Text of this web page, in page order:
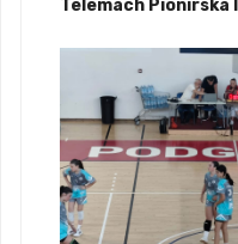
Telemach